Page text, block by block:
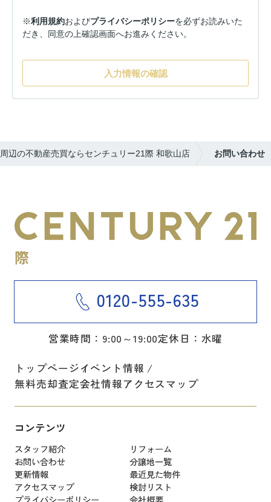
※利用規約およびプライバシーポリシーを必ずお読みいた
だき、同意の上確認画面へお進みください。
入力情報の確認
辺の不動産売買ならセンチュリー21際 和歌山店 お問い合わせ
0120-555-635
営業時間：9:00～19:00定休日：水曜
トップページイベント情報
無料売却査定会社情報アクセスマップ
コンテンツ
スタッフ紹介
リフォーム
お問い合わせ
分譲地一覧
更新情報
最近見た物件
アクセスマップ
検討リスト